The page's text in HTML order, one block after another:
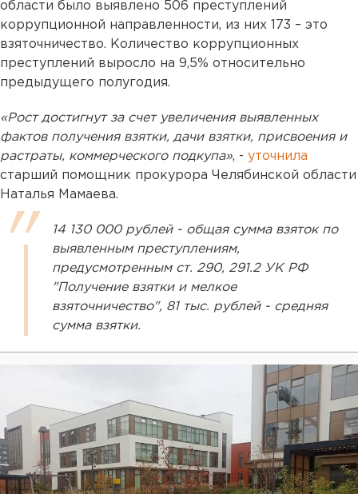
области было выявлено 506 преступлений
коррупционной направленности, из них 173 – это
взяточничество. Количество коррупционных
преступлений выросло на 9,5% относительно
предыдущего полугодия.
«Рост достигнут за счет увеличения выявленных
фактов получения взятки, дачи взятки, присвоения и
растраты, коммерческого подкупа», - уточнила
старший помощник прокурора Челябинской области
Наталья Мамаева.
14 130 000 рублей - общая сумма взяток по
выявленным преступлениям,
предусмотренным ст. 290, 291.2 УК РФ
"Получение взятки и мелкое
взяточничество", 81 тыс. рублей - средняя
сумма взятки.